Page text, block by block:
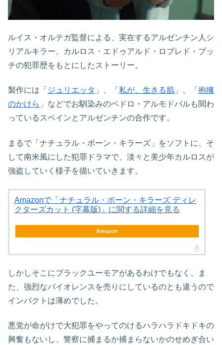
ルイス・オルテガ監督による、実在するアルゼンチン人シ
リアルキラー、カルロス・エドゥアルド・ロブレド・プッ
チの犯罪歴をもとにしたストーリー。
製作には「 ジュリエッタ 」、「 私が、生きる肌 」、「 抱擁
のかけら 」などでお馴染みのペドロ・アルモドバルも関わ
っているスペインとアルゼンチンの合作です。
まるで「ナチュラル・ボーン・キラーズ」をソフトに、そ
して南米風にした犯罪ドラマで、淡々と美少年カルロスが
強盗していく様子を描いていきます。
Amazonで「ナチュラル・ボーン・キラーズ ディレ
クターズカット (字幕版)」に関する詳細を見る
Amazon
しかしそこにブラックユーモアがあるわけでもなく、ま
た、強烈なバイオレンスを売りにしているのとも違うので
インパクトは薄めでした。
悪党が命がけで大犯罪をやってのけるハラハラドキドキの
興奮もないし、警察に捕まるか捕まらないかのせめぎ合い